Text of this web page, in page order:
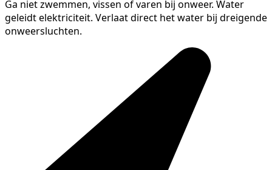
Ga niet zwemmen, vissen of varen bij onweer. Water
geleidt elektriciteit. Verlaat direct het water bij dreigende
onweersluchten.